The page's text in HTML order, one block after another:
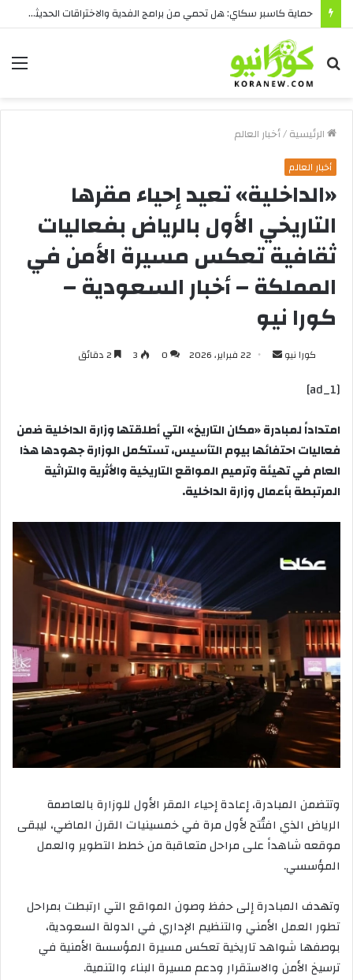
أفضل طرق شراء كاسبر سكاي في السعودية بأمان
بحث
عن
الرئيسية/أخبار العالم
أخبار العالم
«الداخلية» تعيد إحياء مقرها
التاريخي الأول بالرياض بفعاليات
ثقافية تعكس مسيرة الأمن في
المملكة – أخبار السعودية –
كورا نيو
كورا نيو
أرسل 22 فبراير، 2026 0
3
[ad_1]
امتداداً لمبادرة «مكان التاريخ» التي أطلقتها وزارة الداخلية ضمن
فعاليات احتفائها بيوم التأسيس، تستكمل الوزارة جهودها هذا
العام في تهيئة وترميم المواقع التاريخية والأثرية والتراثية
المرتبطة بأعمال وزارة الداخلية.
وتتضمن المبادرة، إعادة إحياء المقر الأول للوزارة بالعاصمة
الرياض الذي افتُتح لأول مرة في خمسينيات القرن الماضي، ليبقى
موقعه شاهداً على مراحل متعاقبة من خطط التطوير والعمل
المؤسسي.
وتهدف المبادرة إلى حفظ وصون المواقع التي ارتبطت بمراحل
تطور العمل الأمني والتنظيم الإداري في الدولة السعودية،
بوصفها شواهد تاريخية تعكس مسيرة المؤسسة الأمنية في
ترسيخ الأمن والاستقرار ودعم مسيرة البناء والتنمية.